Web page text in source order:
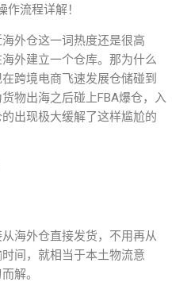
作流程详解！
外仓这一词热度还是很高
外建立一个仓库。那为什么
跨境电商飞速发展仓储碰到
物出海之后碰上FBA爆仓，入
出现极大缓解了这样尴尬的
海外仓直接发货，不用再从
间，就相当于本土物流意
解。